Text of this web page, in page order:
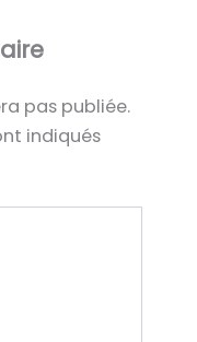
pas publiée.
indiqués